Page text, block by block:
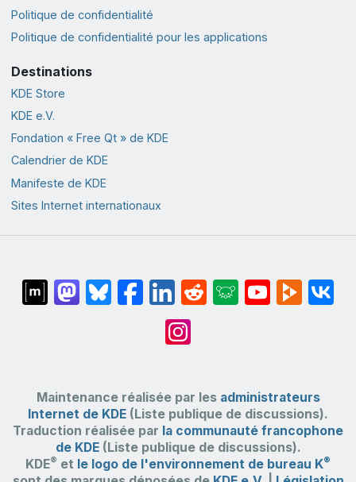
Politique de confidentialité
Politique de confidentialité pour les applications
Destinations
KDE Store
KDE e.V.
Fondation « Free Qt » de KDE
Calendrier de KDE
Manifeste de KDE
Sites Internet internationaux
Maintenance réalisée par les administrateurs
Internet de KDE (Liste publique de discussions).
Traduction réalisée par la communauté francophone
de KDE(Liste publique de discussions).
KDE® et le logo de l'environnement de bureau K®